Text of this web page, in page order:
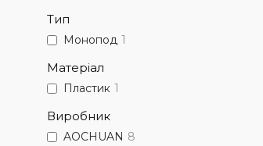
Тип
Монопод 1
Матеріал
Пластик 1
Виробник
AOCHUAN 8